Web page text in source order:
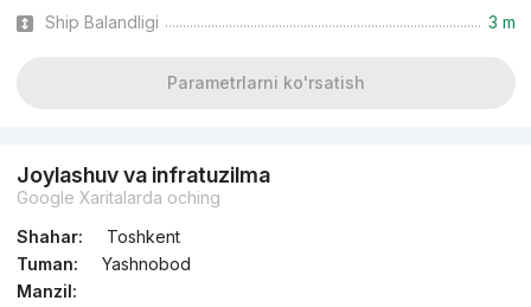
Ship Balandligi 3 m
Parametrlarni ko'rsatish
Joylashuv va infratuzilma
Google Xaritalarda oching
Shahar:
Toshkent
Tuman:
Yashnobod
Manzil: